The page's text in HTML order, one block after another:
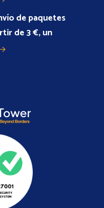
de paquetes
de 3 €, un